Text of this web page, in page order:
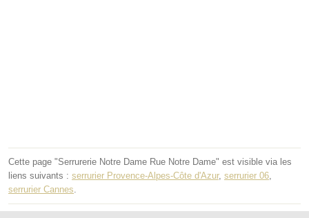
Cette page "Serrurerie Notre Dame Rue Notre Dame" est visible via les
liens suivants : serrurier Provence-Alpes-Côte d'Azur, serrurier 06,
serrurier Cannes.